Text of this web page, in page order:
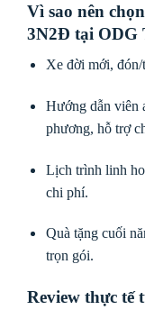
Vì sao nên
3N2Đ tại ODG
Xe đời mới, đón/
Hướng dẫn viên
phương, hỗ trợ
Lịch trình linh
chi phí.
Quà tặng cuối
trọn gói.
Review thực tế